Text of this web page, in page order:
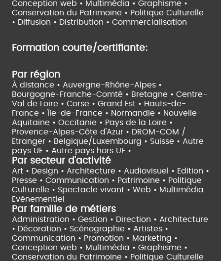
Conception web • Multimédia • Graphisme •
Conservation du Patrimoine • Politique Culturelle
• Diffusion • Distribution • Commercialisation
Formation courte/certifiante:
Par région
À distance • Auvergne-Rhône-Alpes •
Bourgogne-Franche-Comté • Bretagne • Centre-
Val de Loire • Corse • Grand Est • Hauts-de-
France •
Île-de-France • Normandie • Nouvelle-
Aquitaine • Occitanie • Pays de la Loire •
Provence-Alpes-Côte d'Azur • DROM-COM /
Etranger • Belgique/Luxembourg • Suisse • Autre
pays UE • Autre pays hors UE •
Par secteur d'activité
Art • Design • Architecture • Audiovisuel • Edition •
Presse • Communication • Patrimoine • Politique
Culturelle • Spectacle vivant • Web • Multimédia
Evènementiel
Par famille de métiers
Administration • Gestion • Direction • Architecture
• Décoration • Scénographie • Artistes •
Communication • Promotion • Marketing •
Conception web • Multimédia • Graphisme •
Conservation du Patrimoine • Politique Culturelle